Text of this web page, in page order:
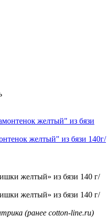
желтый" из бязи 140г/
желтый» из бязи 140 г/
желтый» из бязи 140 г/
(ранее cotton-line.ru)